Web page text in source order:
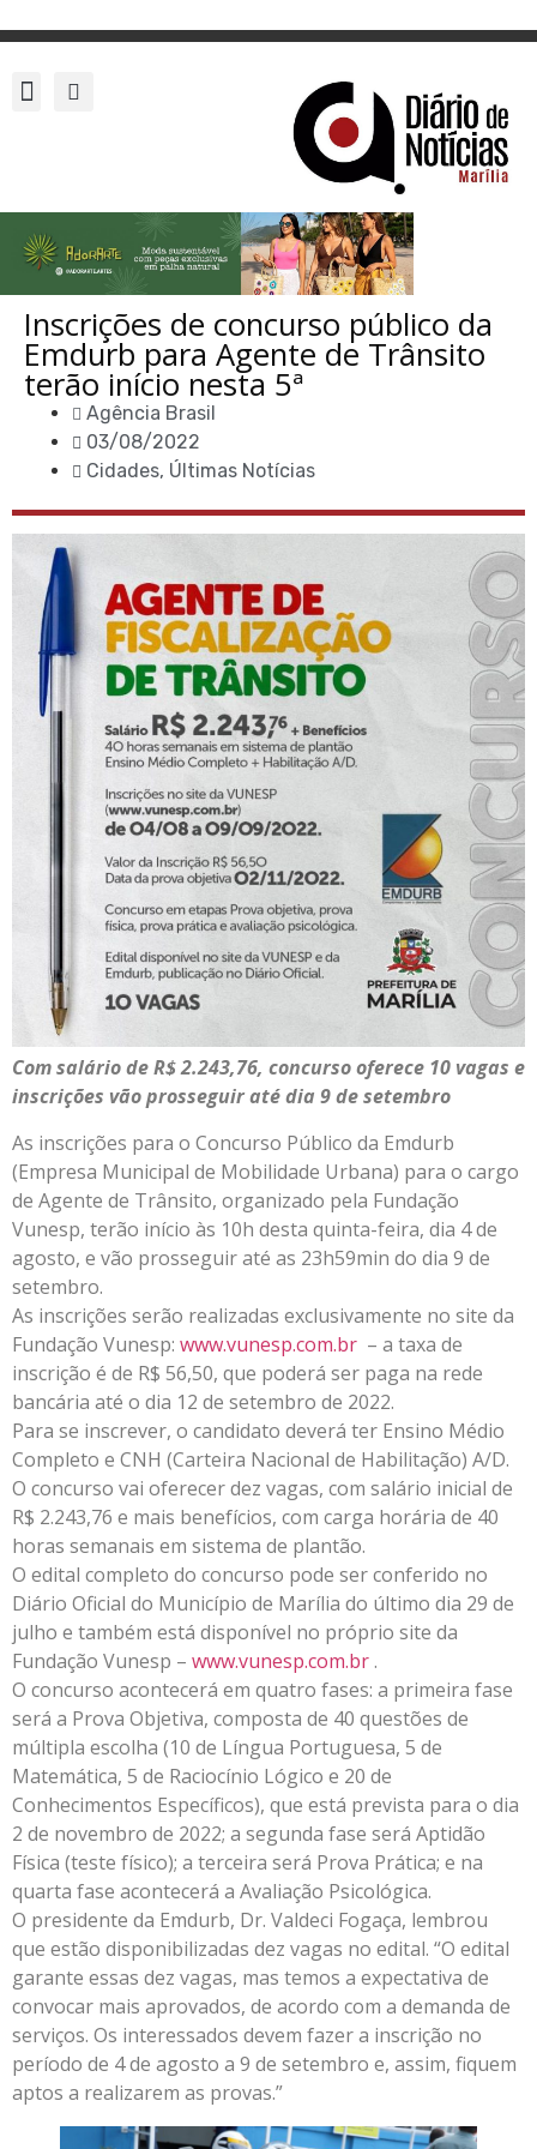
Inscrições de concurso público da
Emdurb para Agente de Trânsito
terão início nesta 5ª
Agência Brasil
03/08/2022
Cidades, Últimas Notícias
Com salário de R$ 2.243,76, concurso oferece 10 vagas e
inscrições vão prosseguir até dia 9 de setembro
As inscrições para o Concurso Público da Emdurb
(Empresa Municipal de Mobilidade Urbana) para o cargo
de Agente de Trânsito, organizado pela Fundação
Vunesp, terão início às 10h desta quinta-feira, dia 4 de
agosto, e vão prosseguir até as 23h59min do dia 9 de
setembro.
As inscrições serão realizadas exclusivamente no site da
Fundação Vunesp: www.vunesp.com.br – a taxa de
inscrição é de R$ 56,50, que poderá ser paga na rede
bancária até o dia 12 de setembro de 2022.
Para se inscrever, o candidato deverá ter Ensino Médio
Completo e CNH (Carteira Nacional de Habilitação) A/D.
O concurso vai oferecer dez vagas, com salário inicial de
R$ 2.243,76 e mais benefícios, com carga horária de 40
horas semanais em sistema de plantão.
O edital completo do concurso pode ser conferido no
Diário Oficial do Município de Marília do último dia 29 de
julho e também está disponível no próprio site da
Fundação Vunesp – www.vunesp.com.br.
O concurso acontecerá em quatro fases: a primeira fase
será a Prova Objetiva, composta de 40 questões de
múltipla escolha (10 de Língua Portuguesa, 5 de
Matemática, 5 de Raciocínio Lógico e 20 de
Conhecimentos Específicos), que está prevista para o dia
2 de novembro de 2022; a segunda fase será Aptidão
Física (teste físico); a terceira será Prova Prática; e na
quarta fase acontecerá a Avaliação Psicológica.
O presidente da Emdurb, Dr. Valdeci Fogaça, lembrou
que estão disponibilizadas dez vagas no edital. “O edital
garante essas dez vagas, mas temos a expectativa de
convocar mais aprovados, de acordo com a demanda de
serviços. Os interessados devem fazer a inscrição no
período de 4 de agosto a 9 de setembro e, assim, fiquem
aptos a realizarem as provas.”